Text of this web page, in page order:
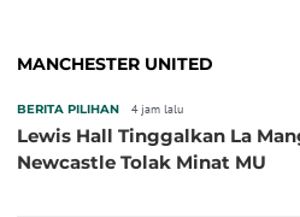
MANCHESTER UNITED
BERITA PILIHAN 4 jam lalu
Lewis Hall Tinggalkan La
Newcastle Tolak Minat MU